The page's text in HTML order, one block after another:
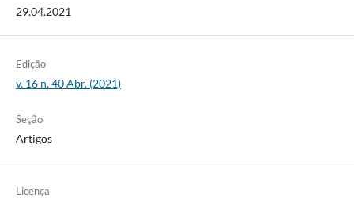
29.04.2021
Edição
v. 16 n. 40 Abr. (2021)
Seção
Artigos
Licença